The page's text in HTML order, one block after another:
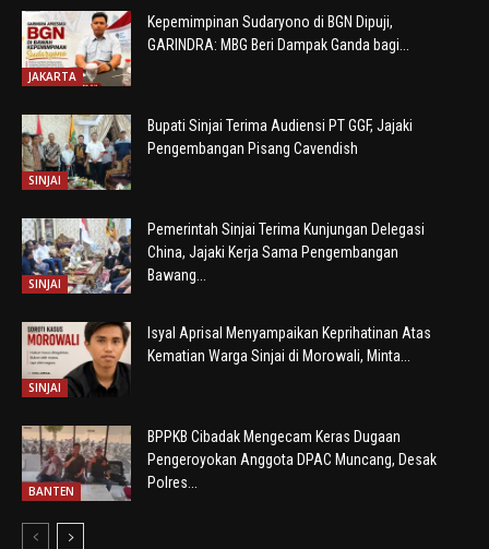
JAKARTA
Kepemimpinan Sudaryono di BGN Dipuji,
GARINDRA: MBG Beri Dampak Ganda bagi...
SINJAI
Bupati Sinjai Terima Audiensi PT GGF, Jajaki
Pengembangan Pisang Cavendish
SINJAI
Pemerintah Sinjai Terima Kunjungan Delegasi
China, Jajaki Kerja Sama Pengembangan
Bawang...
SINJAI
Isyal Aprisal Menyampaikan Keprihatinan Atas
Kematian Warga Sinjai di Morowali, Minta...
BANTEN
BPPKB Cibadak Mengecam Keras Dugaan
Pengeroyokan Anggota DPAC Muncang, Desak
Polres...